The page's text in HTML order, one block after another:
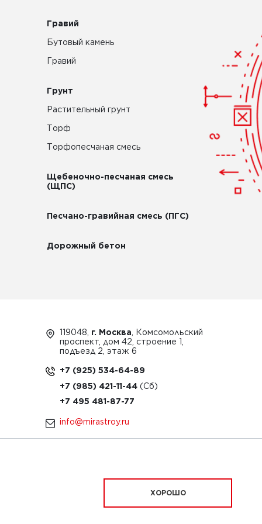
Гравий
Бутовый камень
Гравий
Грунт
Растительный грунт
Торф
Торфопесчаная смесь
Щебеночно-песчаная смесь
(ЩПС)
Песчано-гравийная смесь (ПГС)
Дорожный бетон
119048, г. Москва , Комсомольский
проспект, дом 42, строение 1,
подъезд 2, этаж 6
+7 (925) 534-64-89
+7 (985) 421-11-44
+7 495 481-87-77
info@mirastroy.ru
характер и ни при каких условиях
ХОРОШО